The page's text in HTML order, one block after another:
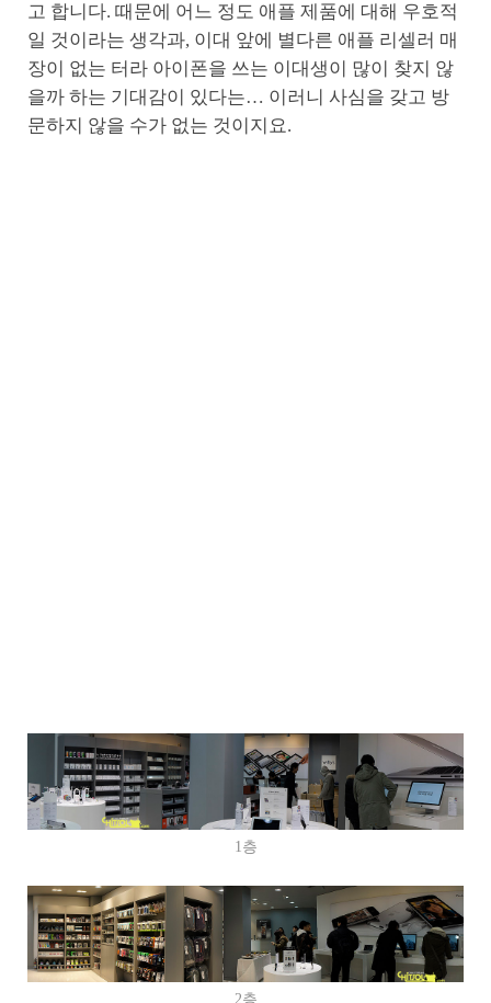
고 합니다. 때문에 어느 정도 애플 제품에 대해 우호적
일 것이라는 생각과, 이대 앞에 별다른 애플 리셀러 매
장이 없는 터라 아이폰을 쓰는 이대생이 많이 찾지 않
을까 하는 기대감이 있다는… 이러니 사심을 갖고 방
문하지 않을 수가 없는 것이지요.
1층
2층